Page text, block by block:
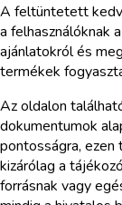
A feltüntetett
a felhasználóknak
ajánlatokról és
termékek
Az oldalon
dokumentumok
pontosságra, ezen
kizárólag a
forrásnak vagy